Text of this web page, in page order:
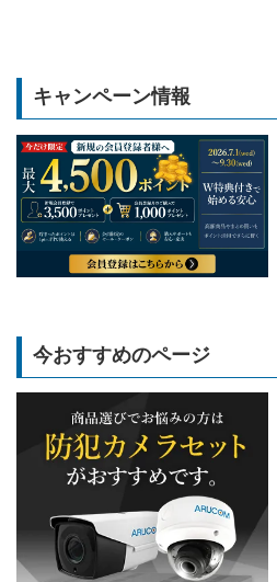
キャンペーン情報
今おすすめのページ